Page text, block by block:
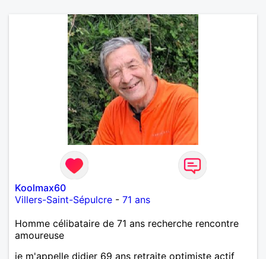
Koolmax60
Villers-Saint-Sépulcre - 71 ans
Homme célibataire de 71 ans recherche rencontre
amoureuse
je m'appelle didier 69 ans retraite optimiste actif